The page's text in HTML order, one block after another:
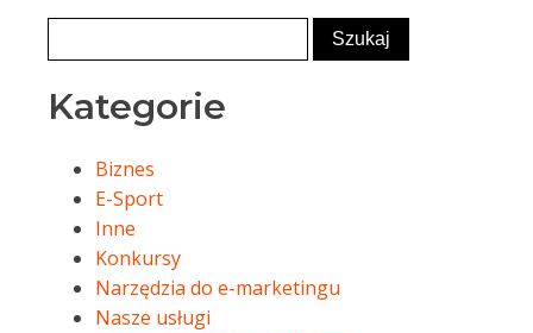
Kategorie
Biznes
E-Sport
Inne
Konkursy
Narzędzia do e-marketingu
Nasze usługi